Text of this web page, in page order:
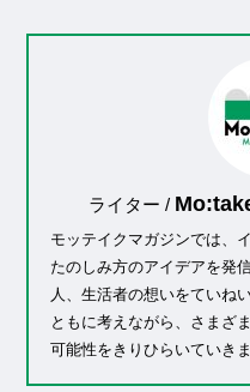
ライター /
モッテイクマガジンでは、
たのしみ方のアイデアを発
人、生活者の想いをていね
ともに考えながら、さまざ
可能性をきりひらいていきま